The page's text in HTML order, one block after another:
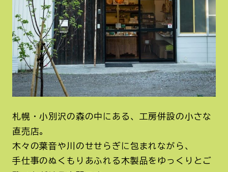
札幌・小別沢の森の中にある、工房併設の小さな
直売店。
木々の葉音や川のせせらぎに包まれながら、
手仕事のぬくもりあふれる木製品をゆっくりとご